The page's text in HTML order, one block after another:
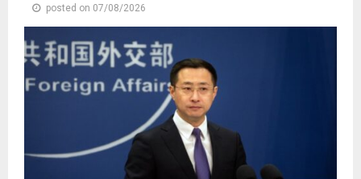
posted on 07/08/2026